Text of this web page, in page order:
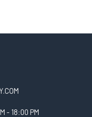
- 18:00 PM